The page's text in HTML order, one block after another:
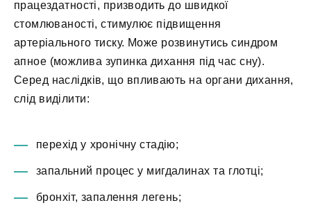
працездатності, призводить до швидкої
стомлюваності, стимулює підвищення
артеріального тиску. Може розвинутись синдром
апное (можлива зупинка дихання під час сну).
Серед наслідків, що впливають на органи дихання,
слід виділити:
перехід у хронічну стадію;
запальний процес у мигдалинах та глотці;
бронхіт, запалення легень;